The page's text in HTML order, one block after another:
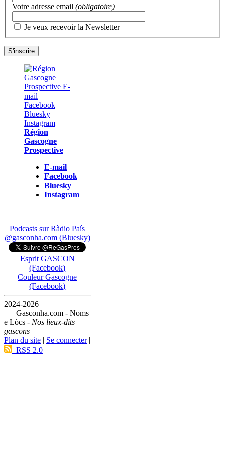
Votre adresse email (obligatoire)
Je veux recevoir la Newsletter
Région
Gascogne
Prospective
E-mail
Facebook
Bluesky
Instagram
Podcasts sur Ràdio País
@gasconha.com (Bluesky)
Esprit GASCON
(Facebook)
Couleur Gascogne
(Facebook)
2024-2026
— Gasconha.com - Noms
e Lòcs - Nos lieux-dits
gascons
Plan du site | Se connecter|
RSS 2.0